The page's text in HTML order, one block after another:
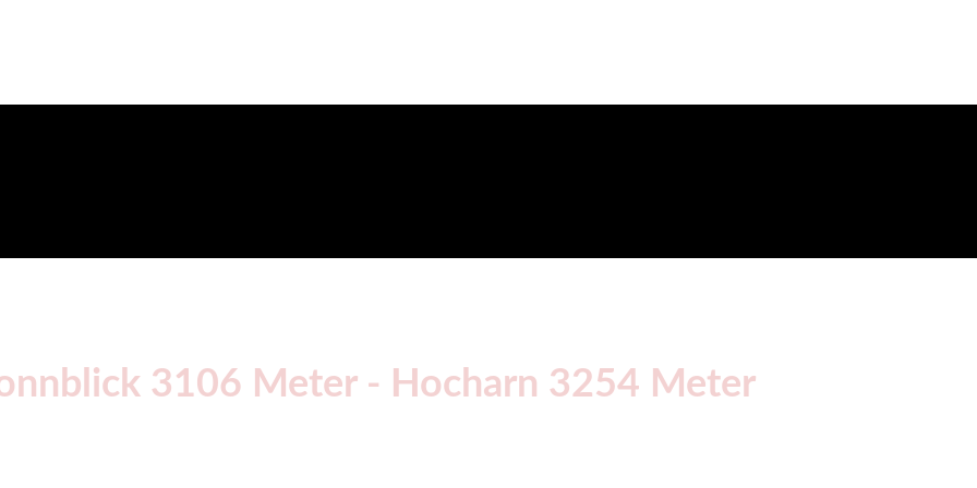
3106 Meter - Hocharn 3254 Meter